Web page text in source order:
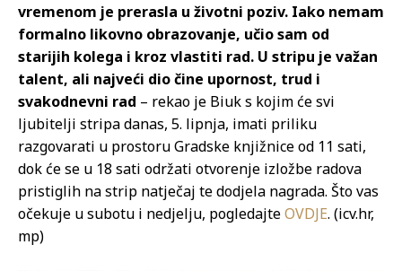
vremenom je prerasla u životni poziv. Iako nemam
formalno likovno obrazovanje, učio sam od
starijih kolega i kroz vlastiti rad. U stripu je važan
talent, ali najveći dio čine upornost, trud i
svakodnevni rad – rekao je Biuk s kojim će svi
ljubitelji stripa danas, 5. lipnja, imati priliku
razgovarati u prostoru Gradske knjižnice od 11 sati,
dok će se u 18 sati održati otvorenje izložbe radova
pristiglih na strip natječaj te dodjela nagrada. Što vas
očekuje u subotu i nedjelju, pogledajteOVDJE. (icv.hr,
mp)